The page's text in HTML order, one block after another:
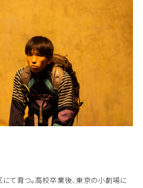
て育つ。高校卒業後、東京の小劇場に